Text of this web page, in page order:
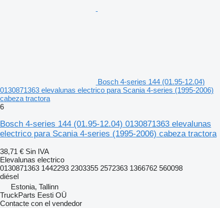
Bosch 4-series 144 (01.95-12.04)
0130871363 elevalunas electrico para Scania 4-series (1995-2006)
cabeza tractora
6
Bosch 4-series 144 (01.95-12.04) 0130871363 elevalunas
electrico para Scania 4-series (1995-2006) cabeza tractora
38,71 € Sin IVA
Elevalunas electrico
0130871363 1442293 2303355 2572363 1366762 560098
diésel
Estonia, Tallinn
TruckParts Eesti OÜ
Contacte con el vendedor